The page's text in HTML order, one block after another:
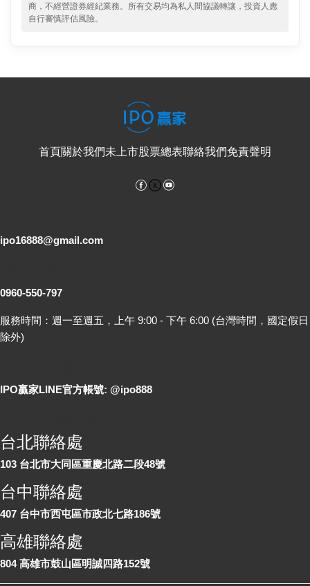
商，不經營證券經紀業務。所有交易均為私人間協議轉讓，投資人應
自行審慎評估風險。
首頁關於我們未上市股票總表聯絡我們免責聲明
Facebook
ipo16888@gmail.com
0960-550-797
服務時間：週一至週五，上午 9:00 - 下午 6:00 (台灣時間，國定假日
除外)
IPO贏家LINE官方帳號: @ipo888
台北聯絡處
103 台北市大同區重慶北路二段48號
台中聯絡處
407 台中市西屯區市政北七路186號
高雄聯絡處
804 高雄市鼓山區明誠四路152號